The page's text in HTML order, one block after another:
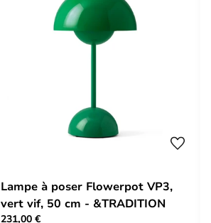
Lampe à poser Flowerpot VP3,
vert vif, 50 cm - &TRADITION
231,00 €